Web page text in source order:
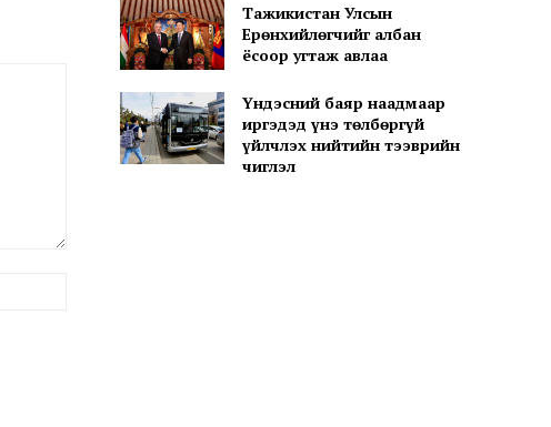
Тажикистан Улсын
Ерөнхийлөгчийг албан
ёсоор угтаж авлаа
Үндэсний баяр наадмаар
иргэдэд үнэ төлбөргүй
үйлчлэх нийтийн тээврийн
чиглэл